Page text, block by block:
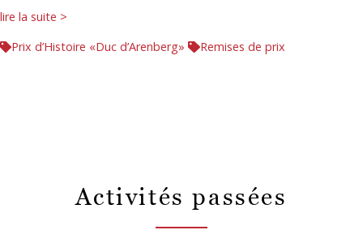
lire la suite >
Prix d’Histoire «Duc d’Arenberg»
Remises de prix
Activités passées